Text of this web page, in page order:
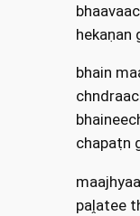
hekaṇan
bhain
chapaṭn
paḽatee